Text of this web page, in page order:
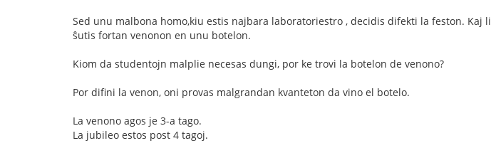
Sed unu malbona homo,kiu estis najbara laboratoriestro , decidis difekti la feston. Kaj li
ŝutis fortan venonon en unu botelon.
Kiom da studentojn malplie necesas dungi, por ke trovi la botelon de venono?
Por difini la venon, oni provas malgrandan kvanteton da vino el botelo.
La venono agos je 3-a tago.
La jubileo estos post 4 tagoj.